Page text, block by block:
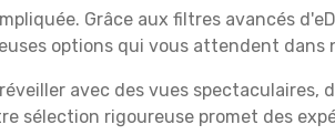
Grâce aux filtres avancés
options qui vous attendent dans
avec des vues spectaculaires,
sélection rigoureuse promet des